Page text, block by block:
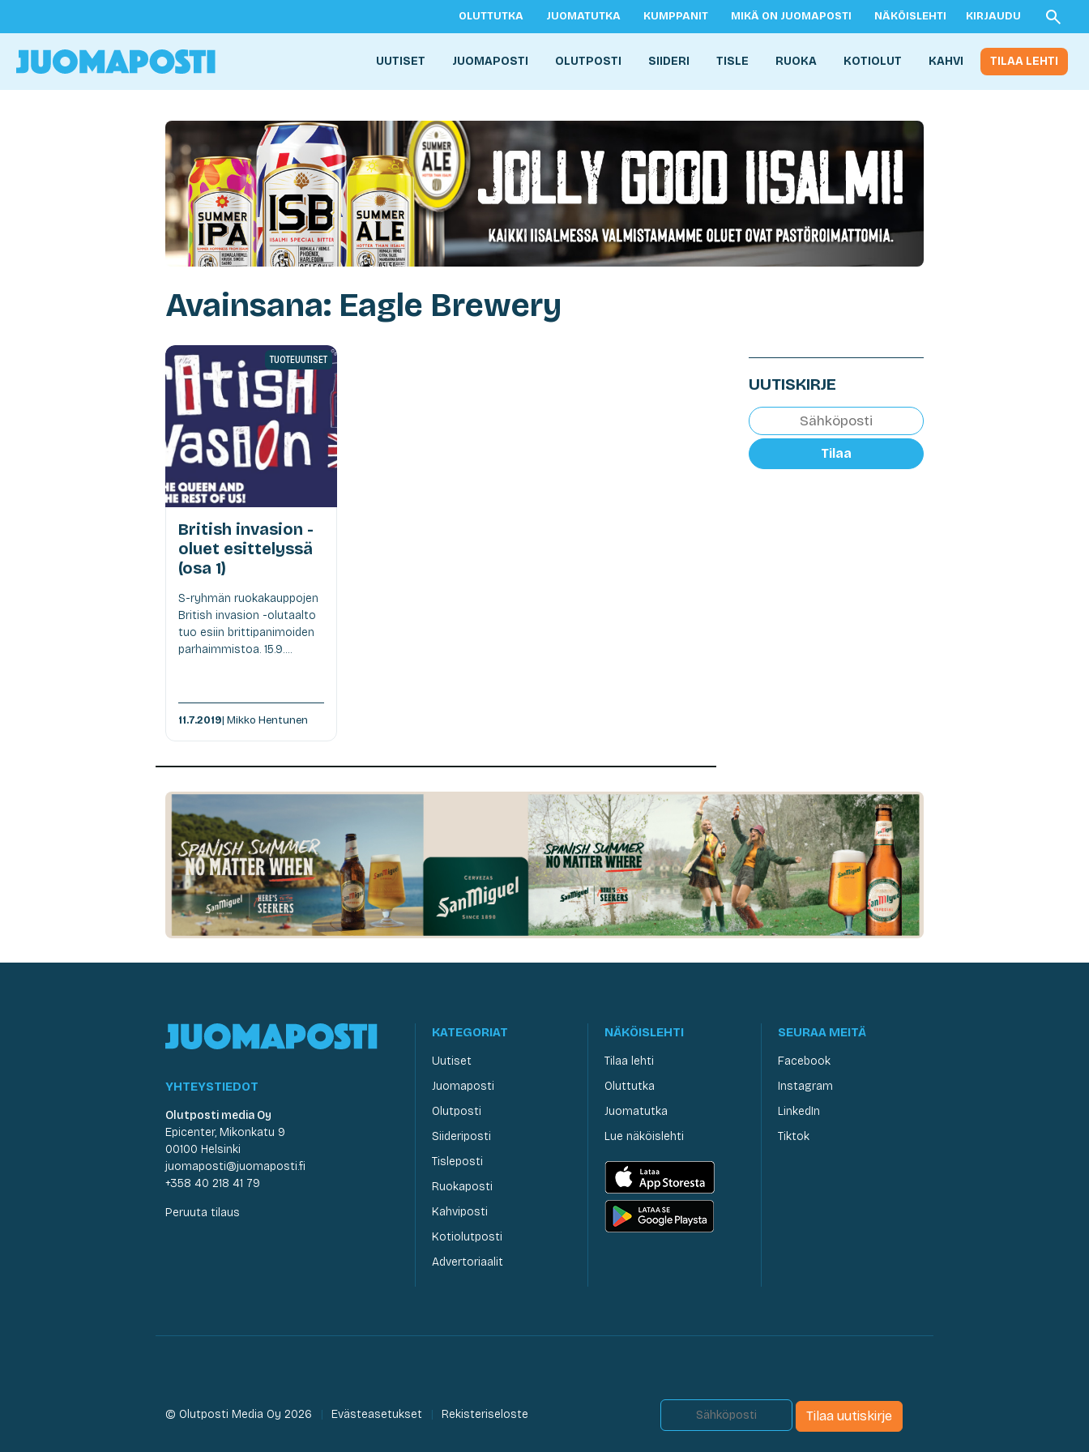
OLUTTUTKA JUOMATUTKA KUMPPANIT MIKÄ ON JUOMAPOSTI NÄKÖISLEHTI KIRJAUDU
UUTISET JUOMAPOSTI OLUTPOSTI SIIDERI TISLE RUOKA KOTIOLUT KAHVI TILAA LEHTI
Avainsana: Eagle Brewery
TUOTEUUTISET
British invasion -
oluet esittelyssä
(osa 1)
S-ryhmän ruokakauppojen
British invasion -olutaalto
tuo esiin brittipanimoiden
parhaimmistoa. 15.9....
11.7.2019| Mikko Hentunen
UUTISKIRJE
Tilaa
YHTEYSTIEDOT
Olutposti media Oy
Epicenter, Mikonkatu 9
00100 Helsinki
juomaposti@juomaposti.fi
+358 40 218 41 79
Peruuta tilaus
KATEGORIAT
Uutiset
Juomaposti
Olutposti
Siideriposti
Tisleposti
Ruokaposti
Kahviposti
Kotiolutposti
Advertoriaalit
NÄKÖISLEHTI
Tilaa lehti
Oluttutka
Juomatutka
Lue näköislehti
SEURAA MEITÄ
Facebook
Instagram
LinkedIn
Tiktok
© Olutposti Media Oy 2026 Evästeasetukset Rekisteriseloste Tilaa uutiskirje